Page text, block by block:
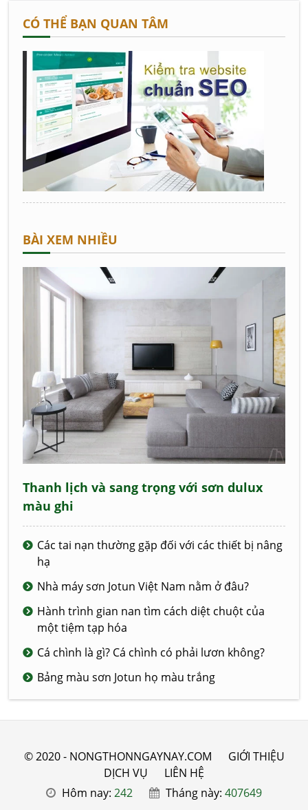
CÓ THỂ BẠN QUAN TÂM
BÀI XEM NHIỀU
Thanh lịch và sang trọng với sơn dulux
màu ghi
Các tai nạn thường gặp đối với các thiết bị nâng
hạ
Nhà máy sơn Jotun Việt Nam nằm ở đâu?
Hành trình gian nan tìm cách diệt chuột của
một tiệm tạp hóa
Cá chình là gì? Cá chình có phải lươn không?
Bảng màu sơn Jotun họ màu trắng
© 2020 - NONGTHONNGAYNAY.COM
GIỚI THIỆU
DỊCH VỤ
LIÊN HỆ
Hôm nay: 242 Tháng này: 407649